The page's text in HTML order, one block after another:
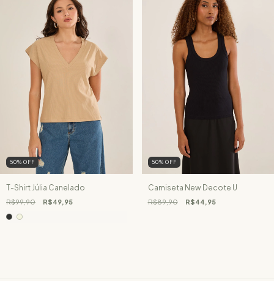
50% OFF
T-Shirt Júlia Canelado
R$99,90 R$49,95
50% OFF
Camiseta New Decote U
R$89,90 R$44,95